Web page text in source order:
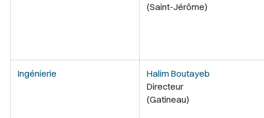
(Saint-Jérôme)
Ingénierie
Halim Boutayeb
Directeur
(Gatineau)